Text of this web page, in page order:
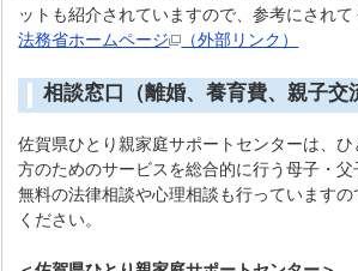
ットも紹介されていますので、参考にされて
法務省ホームページ
（外部リンク）
相談窓口（離婚、養育費、親子交
佐賀県ひとり親家庭サポートセンターは、
方のためのサービスを総合的に行う母子・父
無料の法律相談や心理相談も行っています
ください。